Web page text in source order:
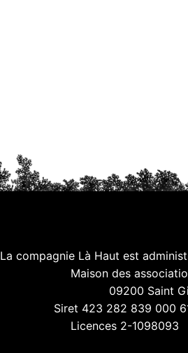
La compagnie Là Haut est
Maison des
09200 Saint
Siret 423 282 839 000
Licences 2-